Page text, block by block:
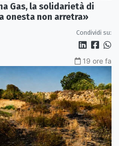
Gas, la solidarietà di
onesta non arretra»
Condividi su:
19 ore fa